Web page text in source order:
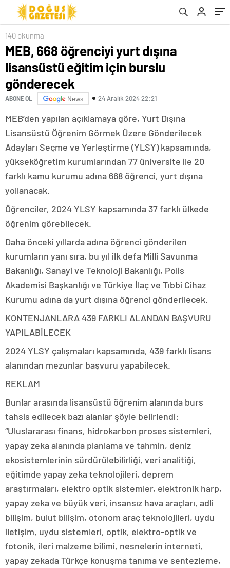
140 okunma
MEB, 668 öğrenciyi yurt dışına
lisansüstü eğitim için burslu
gönderecek
ABONE OL News 24 Aralık 2024 22:21
MEB’den yapılan açıklamaya göre, Yurt Dışına
Lisansüstü Öğrenim Görmek Üzere Gönderilecek
Adayları Seçme ve Yerleştirme (YLSY) kapsamında,
yükseköğretim kurumlarından 77 üniversite ile 20
farklı kamu kurumu adına 668 öğrenci, yurt dışına
yollanacak.
Öğrenciler, 2024 YLSY kapsamında 37 farklı ülkede
öğrenim görebilecek.
Daha önceki yıllarda adına öğrenci gönderilen
kurumların yanı sıra, bu yıl ilk defa Milli Savunma
Bakanlığı, Sanayi ve Teknoloji Bakanlığı, Polis
Akademisi Başkanlığı ve Türkiye İlaç ve Tıbbi Cihaz
Kurumu adına da yurt dışına öğrenci gönderilecek.
KONTENJANLARA 439 FARKLI ALANDAN BAŞVURU
YAPILABİLECEK
2024 YLSY çalışmaları kapsamında, 439 farklı lisans
alanından mezunlar başvuru yapabilecek.
REKLAM
Bunlar arasında lisansüstü öğrenim alanında burs
tahsis edilecek bazı alanlar şöyle belirlendi:
“Uluslararası finans, hidrokarbon proses sistemleri,
yapay zeka alanında planlama ve tahmin, deniz
ekosistemlerinin sürdürülebilirliği, veri analitiği,
eğitimde yapay zeka teknolojileri, deprem
araştırmaları, elektro optik sistemler, elektronik harp,
yapay zeka ve büyük veri, insansız hava araçları, adli
bilişim, bulut bilişim, otonom araç teknolojileri, uydu
iletişim, uydu sistemleri, optik, elektro-optik ve
fotonik, ileri malzeme bilimi, nesnelerin interneti,
yapay zekada Türkçe konuşma tanıma ve sentezleme,